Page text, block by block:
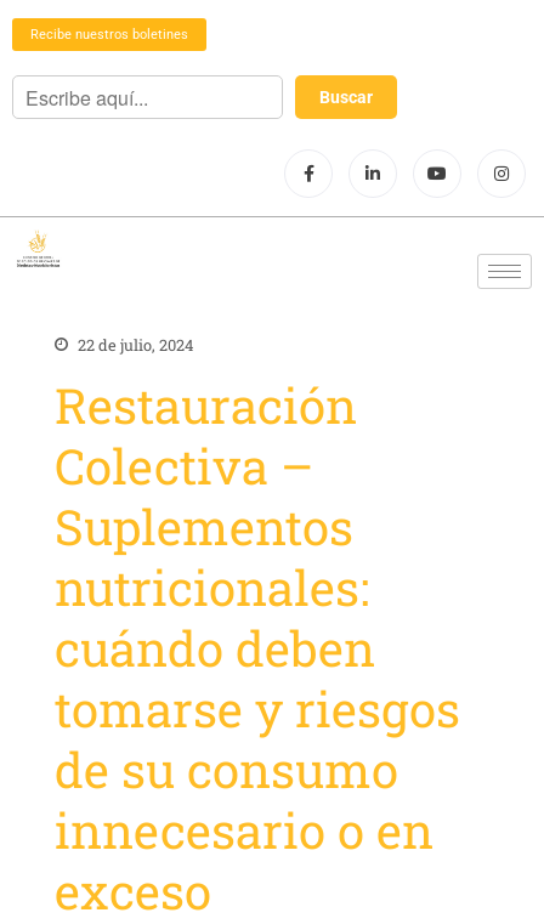
Recibe nuestros boletines
22 de julio, 2024
Restauración
Colectiva –
Suplementos
nutricionales:
cuándo deben
tomarse y riesgos
de su consumo
innecesario o en
exceso